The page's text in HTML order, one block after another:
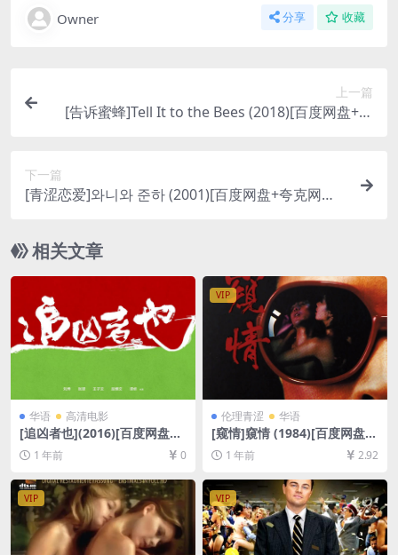
Owner 分享 收藏
上一篇
[告诉蜜蜂]Tell It to the Bees (2018)[百度网盘+夸
下一篇
[青涩恋爱]와니와 준하 (2001)[百度网盘+夸克网盘1
9GB][中文字幕]
相关文章
华语 高清电影
[追凶者也](2016)[百度网盘
+夸克网盘1080P超清未删减
资源][网盘在线播放/下载][MP
4/6.7GB][中文字幕]
1 年前 0
VIP
伦理青涩 华语
[窥情]窺情 (1984)[百度网盘
+夸克网盘1080P超清未删减
资源][网盘在线播放/下载][MP
4/7.4GB][中文字幕]
1 年前 2.92
VIP VIP